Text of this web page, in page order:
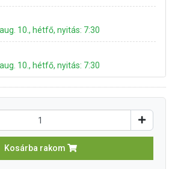
10., hétfő, nyitás: 7:30
10., hétfő, nyitás: 7:30
Kosárba rakom